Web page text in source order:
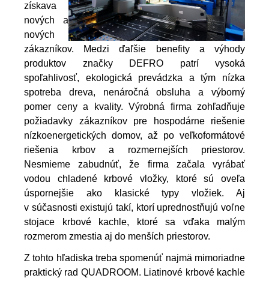
získava
nových a
nových
zákazníkov. Medzi ďaľšie benefity a výhody
produktov značky DEFRO patrí vysoká
spoľahlivosť, ekologická prevádzka a tým nízka
spotreba dreva, nenáročná obsluha a výborný
pomer ceny a kvality. Výrobná firma zohľadňuje
požiadavky zákazníkov pre hospodárne riešenie
nízkoenergetických domov, až po veľkoformátové
riešenia krbov a rozmernejších priestorov.
Nesmieme zabudnúť, že firma začala vyrábať
vodou chladené krbové vložky, ktoré sú oveľa
úspornejšie ako klasické typy vložiek. Aj
v súčasnosti existujú takí, ktorí uprednostňujú voľne
stojace krbové kachle, ktoré sa vďaka malým
rozmerom zmestia aj do menších priestorov.
Z tohto hľadiska treba spomenúť najmä mimoriadne
praktický rad QUADROOM. Liatinové krbové kachle